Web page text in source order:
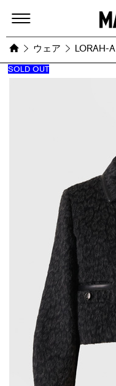
ウェア LORAH-A
SOLD OUT